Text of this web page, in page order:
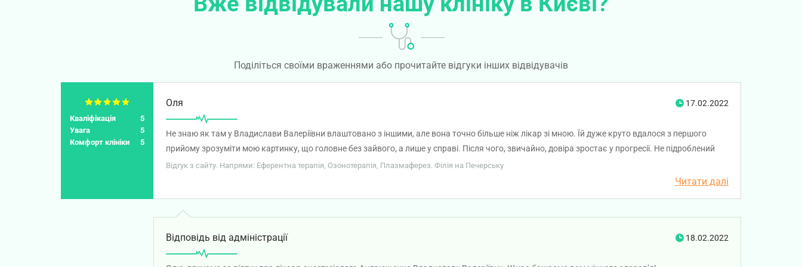
Поділіться своїми враженнями або прочитайте відгуки інших відвідувачів
Кваліфікація
5
Увага
5
Комфорт клініки
5
Оля 17.02.2022
Не знаю як там у Владислави Валеріївни влаштовано з іншими, але вона точно більше ніж лікар зі мною. Їй дуже круто вдалося з першого
прийому зрозуміти мою картинку, що головне без зайвого, а лише у справі. Після чого, звичайно, довіра зростає у прогресії. Не підроблений
інтерес у неї викликали мої результати попередніх аналізів. Вона ставила конкретні питання, не поверхневі (загальні), як часто це роблять
Відгук з сайту. Напрями: Еферентна терапія, Озонотерапія, Плазмаферез. Філія на Печерську
Читати далі
Відповідь від адміністрації 18.02.2022